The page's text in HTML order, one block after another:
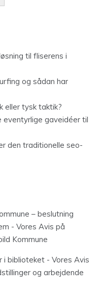
til fliserens i
og sådan har
eller tysk taktik?
eventyrlige gaveidéer til
den traditionelle seo-
– beslutning
- Vores Avis på
Kommune
i biblioteket - Vores Avis
og arbejdende